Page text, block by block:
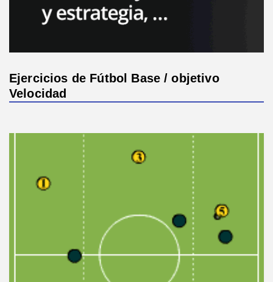
Ejercicios de Fútbol Base / objetivo
Velocidad